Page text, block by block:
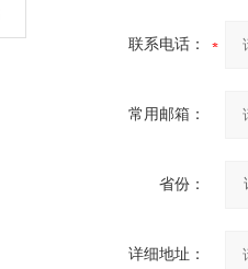
联系电话：
常用邮箱：
省份：
详细地址：